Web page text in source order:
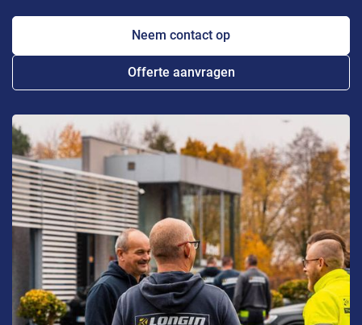
Neem contact op
Offerte aanvragen